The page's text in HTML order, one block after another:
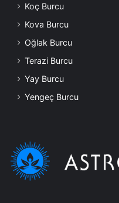
Koç Burcu
Kova Burcu
Oğlak Burcu
Terazi Burcu
Yay Burcu
Yengeç Burcu